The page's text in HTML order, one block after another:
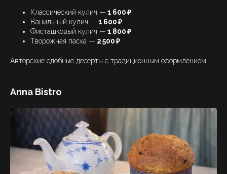
Классический кулич — 1 600 ₽
Ванильный кулич — 1 600 ₽
Фисташковый кулич — 1 800 ₽
Творожная пасха — 2 500 ₽
Авторские сдобные десерты с традиционным оформлением.
Anna Bistro